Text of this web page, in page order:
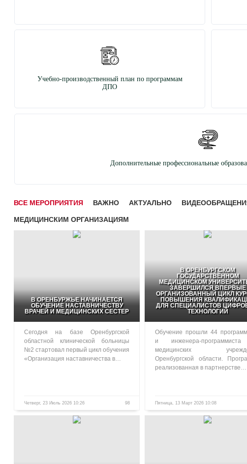
Учебно-производственный план по программам
ДПО
Дополнительные профессиональные
ВСЕ МЕРОПРИЯТИЯ ВАЖНО АКТУАЛЬНО
МЕДИЦИНСКИМ ОРГАНИЗАЦИЯМ
В ОРЕНБУРЖЬЕ НАЧИНАЕТСЯ
ОБУЧЕНИЕ НАСТАВНИЧЕСТВУ
ВРАЧЕЙ И МЕДИЦИНСКИХ СЕСТЕР
Сегодня на базе Оренбургской
областной клинической больницы
№2 стартовал первый цикл обучения
«Организация наставничества в…
Четверг, 23 Июль 2026 10:26 98
В ОРЕНБУРГСКОМ
ГОСУДАРСТВЕННОМ
МЕДИЦИНСКОМ
ЗАВЕРШИЛСЯ ВПЕРВЫЕ
ОРГАНИЗОВАННЫЙ ЦИКЛ
ПОВЫШЕНИЯ
ДЛЯ СПЕЦИАЛИСТОВ
ТЕХНОЛОГИЙ
Обучение прошли 44
и инженера-
медицинских
Оренбургской области.
реализованная в партнерстве…
Пятница, 13 Март 2026 10:08